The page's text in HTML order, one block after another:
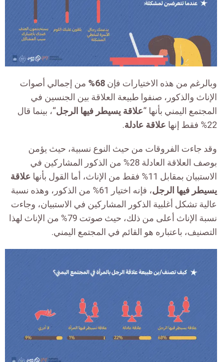
وبالرغم من هذه الاختيارات فإن 68%
من إجمالي أصوات
الإناث والذكور، صنفوا طبيعة العلاقة بين الجنسين في
المجتمع اليمني بأنها “علاقة يسيطر فيها الرجل“، بينما قال
22% فقط إنها
علاقة عادلة.
وقد جاءت الفروقات من حيث النوع نسبية، حيث يؤمن
بوصف العلاقة العادلة 28% من الذكور المشاركين في
الاستبيان بمقابل 11% فقط من الإناث، أما القول بأنها
علاقة
يسيطر فيها الرجل
، فإنه اختيار 61% من الذكور، وهذه نسبة
عالية تشكل أغلبية الذكور المشاركين في الاستبيان، وجاءت
نسبة الإناث أعلى من ذلك، حيث صوتت 79% من الإناث لهذا
التصنيف، باعتباره هو القائم في المجتمع اليمني.